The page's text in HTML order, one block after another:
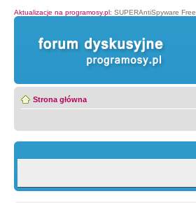
Aktualizacje na programosy.pl: SUPERAntiSpyware Free
Strona główna